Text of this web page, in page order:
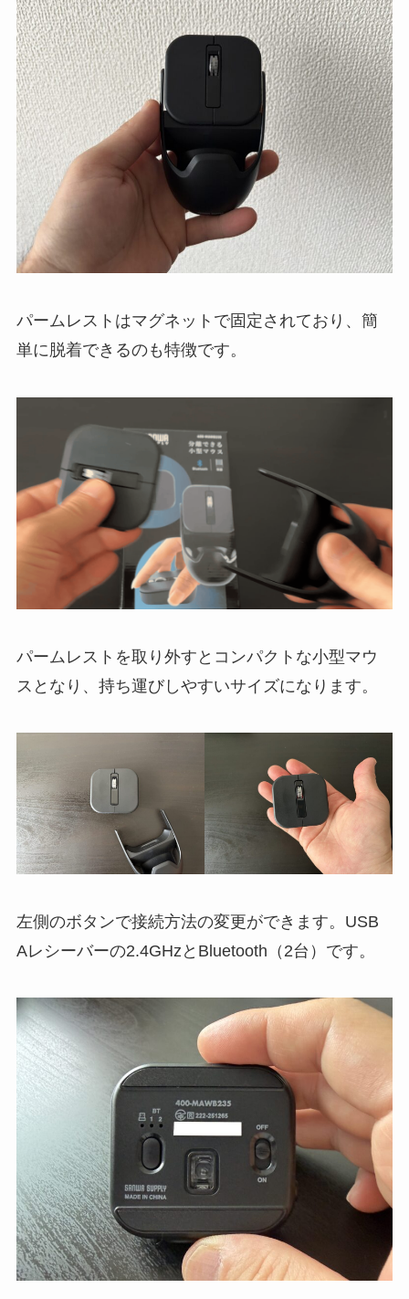
パームレストはマグネットで固定されており、簡
単に脱着できるのも特徴です。
パームレストを取り外すとコンパクトな小型マウ
スとなり、持ち運びしやすいサイズになります。
左側のボタンで接続方法の変更ができます。USB
Aレシーバーの2.4GHzとBluetooth（2台）です。